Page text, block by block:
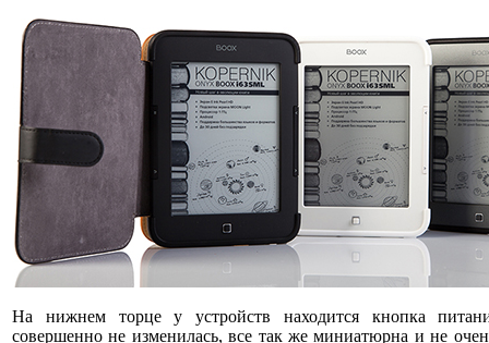
На нижнем торце у устройств находится кнопка
совершенно не изменилась, все так же миниатюрна и не